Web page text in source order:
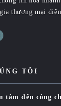
thương mại
TÔI
tâm đến công